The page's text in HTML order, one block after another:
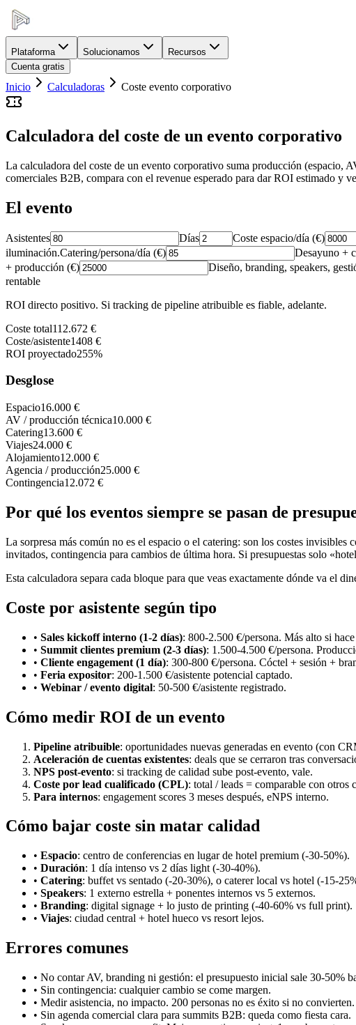
Plataforma Solucionamos
Recursos
Cuenta gratis
Inicio Calculadoras Coste evento corporativo
Calculadora del coste de un evento corporativo
La calculadora del coste de un evento corporativo suma producción (espacio,
comerciales B2B, compara con el revenue esperado para dar ROI estimado y
El evento
Asistentes Días Coste espacio/día (€)
iluminación.Catering/persona/día (€) Desayuno +
+ producción (€)
Diseño, branding, speakers,
rentable
ROI directo positivo. Si tracking de pipeline atribuible es fiable, adelante.
Coste total112.672 €
Coste/asistente1408 €
ROI proyectado255%
Desglose
Espacio16.000 €
AV / producción técnica10.000 €
Catering13.600 €
Viajes24.000 €
Alojamiento12.000 €
Agencia / producción25.000 €
Contingencia12.072 €
Por qué los eventos siempre se pasan de
La sorpresa más común no es el espacio o el catering: son los costes
invitados, contingencia para cambios de última hora. Si presupuestas solo
Esta calculadora separa cada bloque para que veas exactamente dónde va el
Coste por asistente según tipo
• Sales kickoff interno (1-2 días): 800-2.500 €/persona. Más alto si
• Summit clientes premium (2-3 días): 1.500-4.500 €/persona.
• Cliente engagement (1 día): 300-800 €/persona. Cóctel + sesión +
• Feria expositor: 200-1.500 €/asistente potencial captado.
• Webinar / evento digital: 50-500 €/asistente registrado.
Cómo medir ROI de un evento
Pipeline atribuible: oportunidades nuevas generadas en evento (con
Aceleración de cuentas existentes: deals que se cerraron tras
NPS post-evento: si tracking de calidad sube post-evento, vale.
Coste por lead cualificado (CPL): total / leads = comparable con otros
Para internos: engagement scores 3 meses después, eNPS interno.
Cómo bajar coste sin matar calidad
• Espacio: centro de conferencias en lugar de hotel premium (-30-50%).
• Duración: 1 día intenso vs 2 días light (-30-40%).
• Catering: buffet vs sentado (-20-30%), o caterer local vs hotel (-15-
• Speakers: 1 externo estrella + ponentes internos vs 5 externos.
• Branding: digital signage + lo justo de printing (-40-60% vs full print).
• Viajes: ciudad central + hotel hueco vs resort lejos.
Errores comunes
• No contar AV, branding ni gestión: el presupuesto inicial sale 30-50%
• Sin contingencia: cualquier cambio se come margen.
• Medir asistencia, no impacto. 200 personas no es éxito si no convierten.
• Sin agenda comercial clara para summits B2B: queda como fiesta cara.